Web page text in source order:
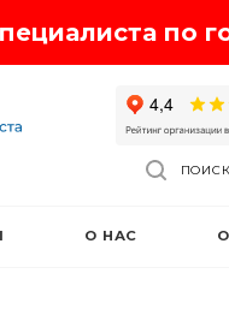
по
ПОИСК
О НАС